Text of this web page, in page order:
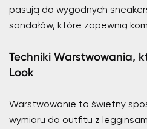
pasują do wygodnych
sandałów, które zapewnią
Techniki Warstwowania,
Look
Warstwowanie to świetny
wymiaru do outfitu z